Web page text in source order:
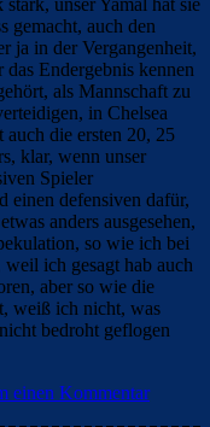
unser Yamal hat sie
gemacht, auch den
ja in der Vergangenheit,
das Endergebnis kennen
als Mannschaft zu
in Chelsea
auch die ersten 20, 25
klar, wenn unser
Spieler
einen defensiven dafür,
anders ausgesehen,
so wie ich bei
ich gesagt hab auch
aber so wie die
weiß ich nicht, was
bedroht geflogen
einen Kommentar